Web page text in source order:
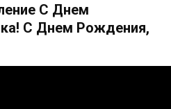
С Днем
С Днем Рождения,